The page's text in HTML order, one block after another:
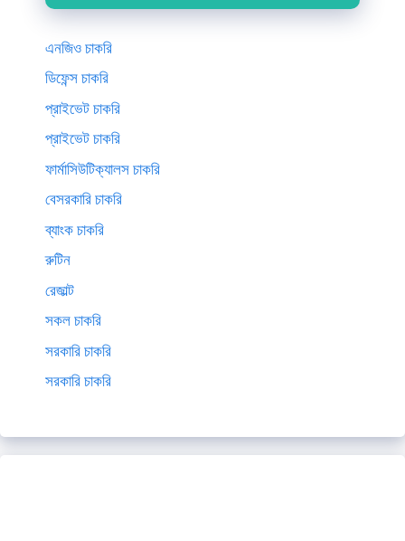
এনজিও চাকরি
ডিফেন্স চাকরি
প্রাইভেট চাকরি
প্রাইভেট চাকরি
ফার্মাসিউটিক্যালস চাকরি
বেসরকারি চাকরি
ব্যাংক চাকরি
রুটিন
রেজাল্ট
সকল চাকরি
সরকারি চাকরি
সরকারি চাকরি